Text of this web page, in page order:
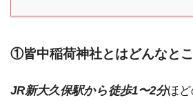
①皆中稲荷神社とはどんなと
JR新大久保駅から徒歩1〜2分ほど